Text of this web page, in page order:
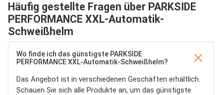
Häufig gestellte Fragen über PARKSIDE
PERFORMANCE XXL-Automatik-
Schweißhelm
Wo finde ich das günstigste PARKSIDE
PERFORMANCE XXL-Automatik-Schweißhelm?
Das Angebot ist in verschiedenen Geschäften erhältlich.
Schauen Sie sich alle Produkte an, um das günstigste